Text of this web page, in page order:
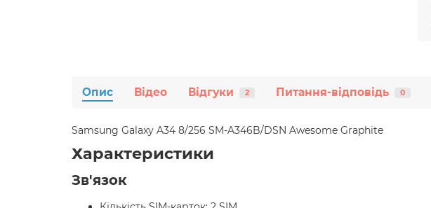
Опис Відео Відгуки 2 Питання-відповідь 0
Samsung Galaxy A34 8/256 SM-A346B/DSN Awesome Graphite
Характеристики
Зв'язок